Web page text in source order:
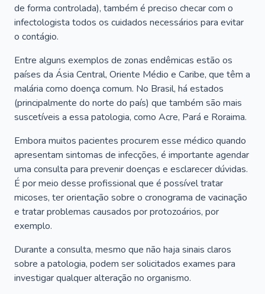
de forma controlada), também é preciso checar com o
infectologista todos os cuidados necessários para evitar
o contágio.
Entre alguns exemplos de zonas endêmicas estão os
países da Ásia Central, Oriente Médio e Caribe, que têm a
malária como doença comum. No Brasil, há estados
(principalmente do norte do país) que também são mais
suscetíveis a essa patologia, como Acre, Pará e Roraima.
Embora muitos pacientes procurem esse médico quando
apresentam sintomas de infecções, é importante agendar
uma consulta para prevenir doenças e esclarecer dúvidas.
É por meio desse profissional que é possível tratar
micoses, ter orientação sobre o cronograma de vacinação
e tratar problemas causados por protozoários, por
exemplo.
Durante a consulta, mesmo que não haja sinais claros
sobre a patologia, podem ser solicitados exames para
investigar qualquer alteração no organismo.